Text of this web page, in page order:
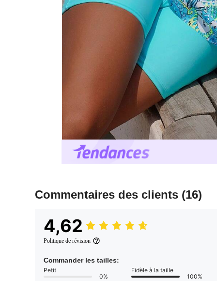
Commentaires des clients (16)
4,62
Politique de révision
Commander les tailles:
Petit
0%
Fidèle à la taille
100%